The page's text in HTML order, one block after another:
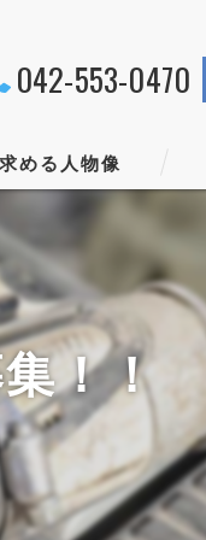
042-553-0470
求める人物像
！！